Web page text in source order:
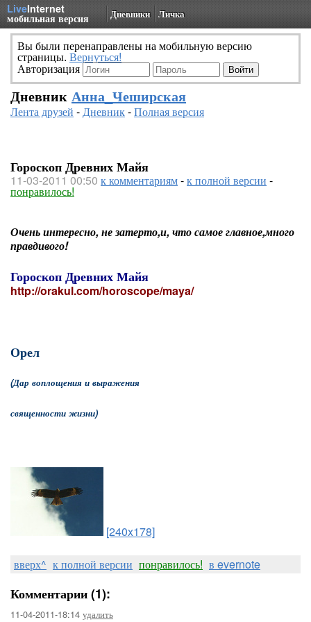
LiveInternet
мобильная версия Дневники Личка
Вы были перенаправлены на мобильную версию
страницы. Вернуться!
Авторизация
Дневник Анна_Чеширская
Лента друзей -Дневник-Полная версия
Гороскоп Древних Майя
11-03-2011 00:50 к комментариям-к полной версии -
понравилось!
Очень интересно, не затерто,и, что самое главное,много
правдивого!
Гороскоп Древних Майя
http://orakul.com/horoscope/maya/
Орел
(Дар воплощения и выражения
священности жизни)
[240x178]
вверх^ к полной версии понравилось! в evernote
Комментарии (1):
11-04-2011-18:14 удалить